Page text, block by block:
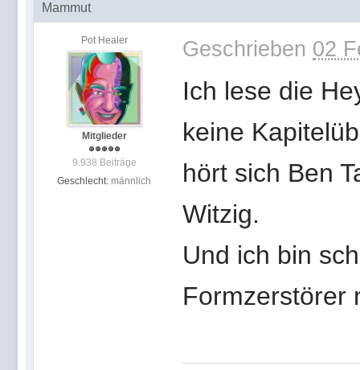
Mammut
Pot Healer
Mitglieder
9.938 Beiträge
Geschlecht: männlich
Geschrieben 02
Ich lese die
keine
hört sich Ben
Witzig.
Und ich bin
Formzerstörer